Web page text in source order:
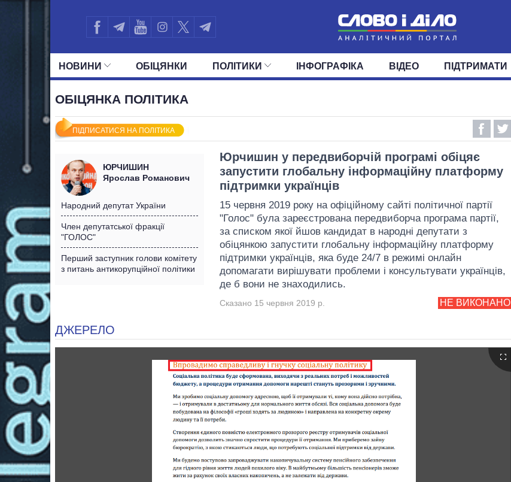
НОВИНИ
СВІТ
ОБIЦЯНКИ ПОЛIТИКИ
ОКРУГИ
ІНФОГРАФІКА ВІДЕО ПІДТРИМАТИ
ОБІЦЯНКА ПОЛІТИКА
ПІДПИСАТИСЯ НА ПОЛІТИКА
ЮРЧИШИН
Ярослав Романович
Народний депутат України
Член депутатської фракції
"ГОЛОС"
Перший заступник голови комітету
з питань антикорупційної політики
Юрчишин у передвиборчій програмі обіцяє
запустити глобальну інформаційну платформу
підтримки українців
15 червня 2019 року на офіційному сайті політичної партії
"Голос" була зареєстрована передвиборча програма партії,
за списком якої йшов кандидат в народні депутати з
обіцянкою запустити глобальну інформаційну платформу
підтримки українців, яка буде 24/7 в режимі онлайн
допомагати вирішувати проблеми і консультувати українців,
де б вони не знаходились.
НЕ ВИКОНАНО
Сказано 15 червня 2019 р.
ДЖЕРЕЛО